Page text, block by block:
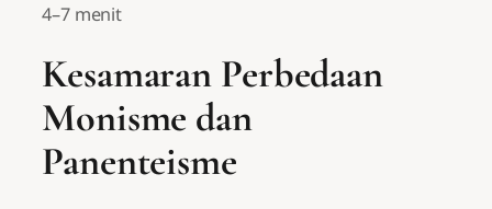
4–7 menit
Kesamaran Perbedaan
Monisme dan
Panenteisme